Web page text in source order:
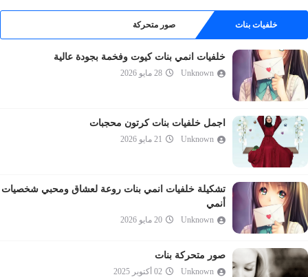
خلفيات بنات صور متحركة
خلفيات انمي بنات كيوت وفخمة بجودة عالية
Unknown 28 مايو 2026
اجمل خلفيات بنات كرتون محجبات
Unknown 21 مايو 2026
تشكيلة خلفيات انمي بنات روعة لعشاق ومحبي شخصيات
أنمي
Unknown 20 مايو 2026
صور متحركة بنات
Unknown 02 أكتوبر 2025